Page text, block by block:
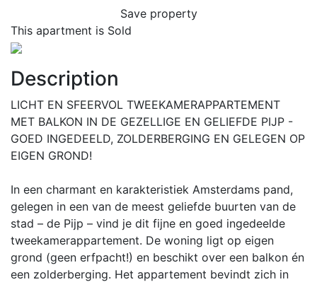
Save property
This apartment is Sold
Description
LICHT EN SFEERVOL TWEEKAMERAPPARTEMENT
MET BALKON IN DE GEZELLIGE EN GELIEFDE PIJP -
GOED INGEDEELD, ZOLDERBERGING EN GELEGEN OP
EIGEN GROND!
In een charmant en karakteristiek Amsterdams pand,
gelegen in een van de meest geliefde buurten van de
stad – de Pijp – vind je dit fijne en goed ingedeelde
tweekamerappartement. De woning ligt op eigen
grond (geen erfpacht!) en beschikt over een balkon én
een zolderberging. Het appartement bevindt zich in